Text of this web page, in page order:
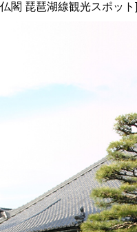
閣 琵琶湖線観光スポット]